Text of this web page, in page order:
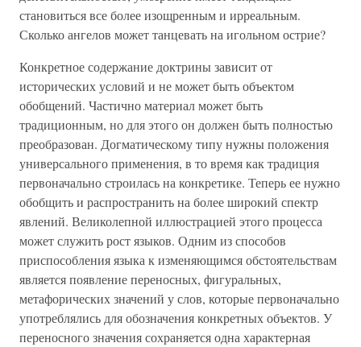
становиться все более изощренным и ирреальным.
Сколько ангелов может танцевать на игольном острие?
Конкретное содержание доктрины зависит от
исторических условий и не может быть объектом
обобщений. Частично материал может быть
традиционным, но для этого он должен быть полностью
преобразован. Догматическому типу нужны положения
универсального применения, в то время как традиция
первоначально строилась на конкретике. Теперь ее нужно
обобщить и распространить на более широкий спектр
явлений. Великолепной иллюстрацией этого процесса
может служить рост языков. Одним из способов
приспособления языка к изменяющимся обстоятельствам
является появление переносных, фигуральных,
метафорических значений у слов, которые первоначально
употреблялись для обозначения конкретных объектов. У
переносного значения сохраняется одна характерная